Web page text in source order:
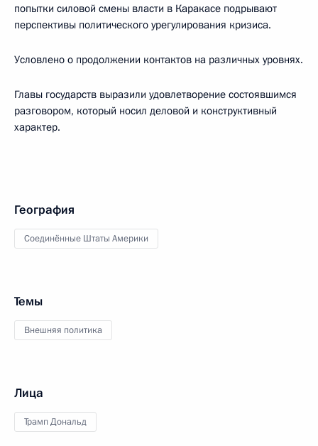
попытки силовой смены власти в Каракасе подрывают
перспективы политического урегулирования кризиса.
Условлено о продолжении контактов на различных уровнях.
Главы государств выразили удовлетворение состоявшимся
разговором, который носил деловой и конструктивный
характер.
География
Соединённые Штаты Америки
Темы
Внешняя политика
Лица
Трамп Дональд